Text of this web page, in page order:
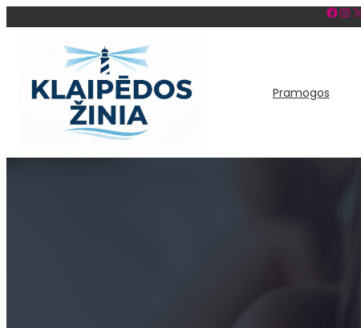
Facebook InstagramX
Pramogos